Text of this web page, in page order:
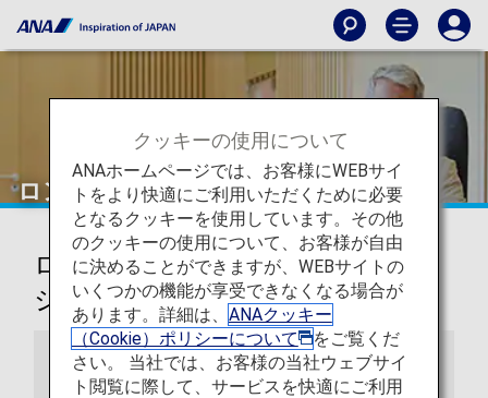
ロンドン
ロンドン・ヒースロー空港ラウン
ジ
お知らせ
クッキーの使用について
ANAホームページでは、お客様にWEBサイ
トをより快適にご利用いただくために必要
となるクッキーを使用しています。その他
のクッキーの使用について、お客様が自由
に決めることができますが、WEBサイトの
いくつかの機能が享受できなくなる場合が
あります。詳細は、 ANAクッキー
（Cookie）ポリシーについて
をご覧くだ
さい。 当社では、お客様の当社ウェブサイ
ト閲覧に際して、サービスを快適にご利用